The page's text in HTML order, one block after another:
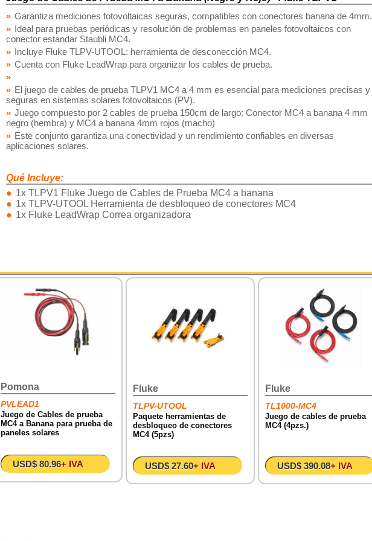
Garantiza mediciones fotovoltaicas seguras, compatibles con conectores banana de 4mm.
Ideal para pruebas periódicas y resolución de problemas en paneles fotovoltaicos con
conector estandar Staubli MC4.
Incluye Fluke TLPV-UTOOL: herramienta de desconección MC4.
Cuenta con Fluke LeadWrap para organizar los cables de prueba.
El juego de cables de prueba TLPV1 MC4 a 4 mm es esencial para mediciones precisas y
seguras en sistemas solares fotovoltaicos (PV).
Juego compuesto por 2 cables de prueba 150cm de largo: Conector MC4 a banana 4 mm
negro (hembra) y MC4 a banana 4mm rojos (macho)
Este conjunto garantiza una conectividad y un rendimiento confiables en diversas
aplicaciones solares.
Qué Incluye:
1x TLPV1 Fluke Juego de Cables de Prueba MC4 a banana
1x TLPV-UTOOL Herramienta de desbloqueo de conectores MC4
1x Fluke LeadWrap Correa organizadora
Pomona
PVLEAD1
Juego de Cables de prueba
MC4 a Banana para prueba de
paneles solares
USD$ 80.96+ IVA
Fluke
TLPV-UTOOL
Paquete herramientas de
desbloqueo de conectores
MC4 (5pzs)
USD$ 27.60+ IVA
Fluke
TL1000-MC4
Juego de cables de prueba
MC4 (4pzs.)
USD$ 390.08+ IVA